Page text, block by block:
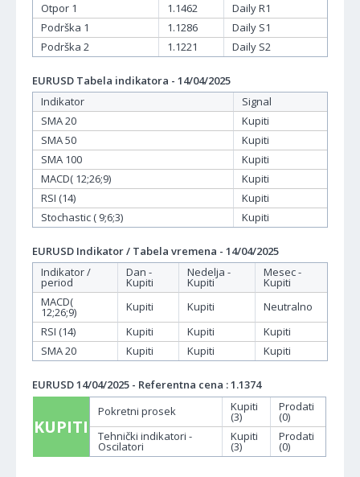
Otpor 1
1.1462
Daily R1
Podrška 1
1.1286
Daily S1
Podrška 2
1.1221 Daily S2
EURUSD Tabela indikatora - 14/04/2025
Indikator
Signal
SMA 20
Kupiti
SMA 50
Kupiti
SMA 100
Kupiti
MACD( 12;26;9)
Kupiti
RSI (14)
Kupiti
Stochastic ( 9;6;3)
Kupiti
EURUSD Indikator / Tabela vremena - 14/04/2025
Indikator /
period
Dan -
Kupiti
Nedelja -
Kupiti
Mesec -
Kupiti
MACD(
12;26;9) Kupiti Kupiti
Neutralno
RSI (14)
Kupiti Kupiti
Kupiti
SMA 20
Kupiti Kupiti Kupiti
EURUSD 14/04/2025 - Referentna cena : 1.1374
KUPITI
Pokretni prosek Kupiti
(3)
Prodati
(0)
Tehnički indikatori -
Oscilatori
Kupiti
(3)
Prodati
(0)